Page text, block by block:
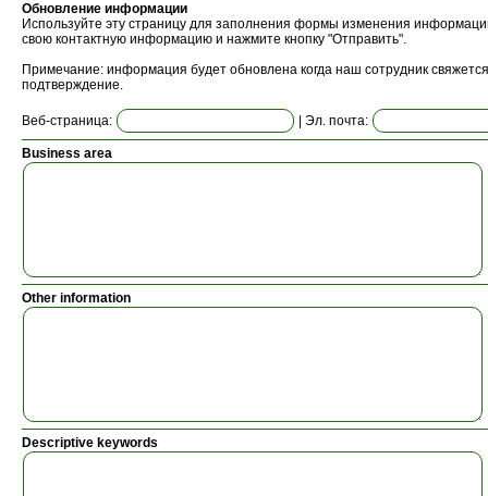
Обновление информации
Используйте эту страницу для заполнения формы изменения
свою контактную информацию и нажмите кнопку "Отправить".
Примечание: информация будет обновлена ​​когда наш сотрудник
подтверждение.
Веб-страница: | Эл. почта:
Business area
Other information
Descriptive keywords